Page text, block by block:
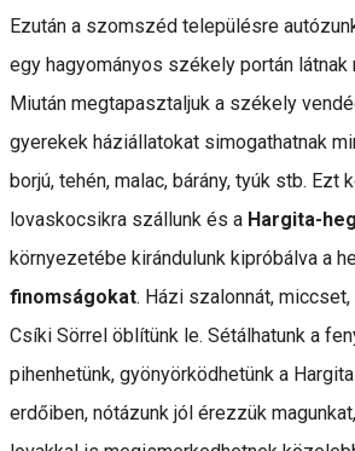
Ezután a szomszéd településre
egy hagyományos székely portán látnak
Miután megtapasztaljuk a székely
gyerekek háziállatokat simogathatnak
borjú, tehén, malac, bárány, tyúk stb. Ezt
lovaskocsikra szállunk és a Hargita-
környezetébe kirándulunk kipróbálva a
finomságokat. Házi szalonnát,
Csíki Sörrel öblítünk le. Sétálhatunk a
pihenhetünk, gyönyörködhetünk a
erdőiben, nótázunk jól érezzük